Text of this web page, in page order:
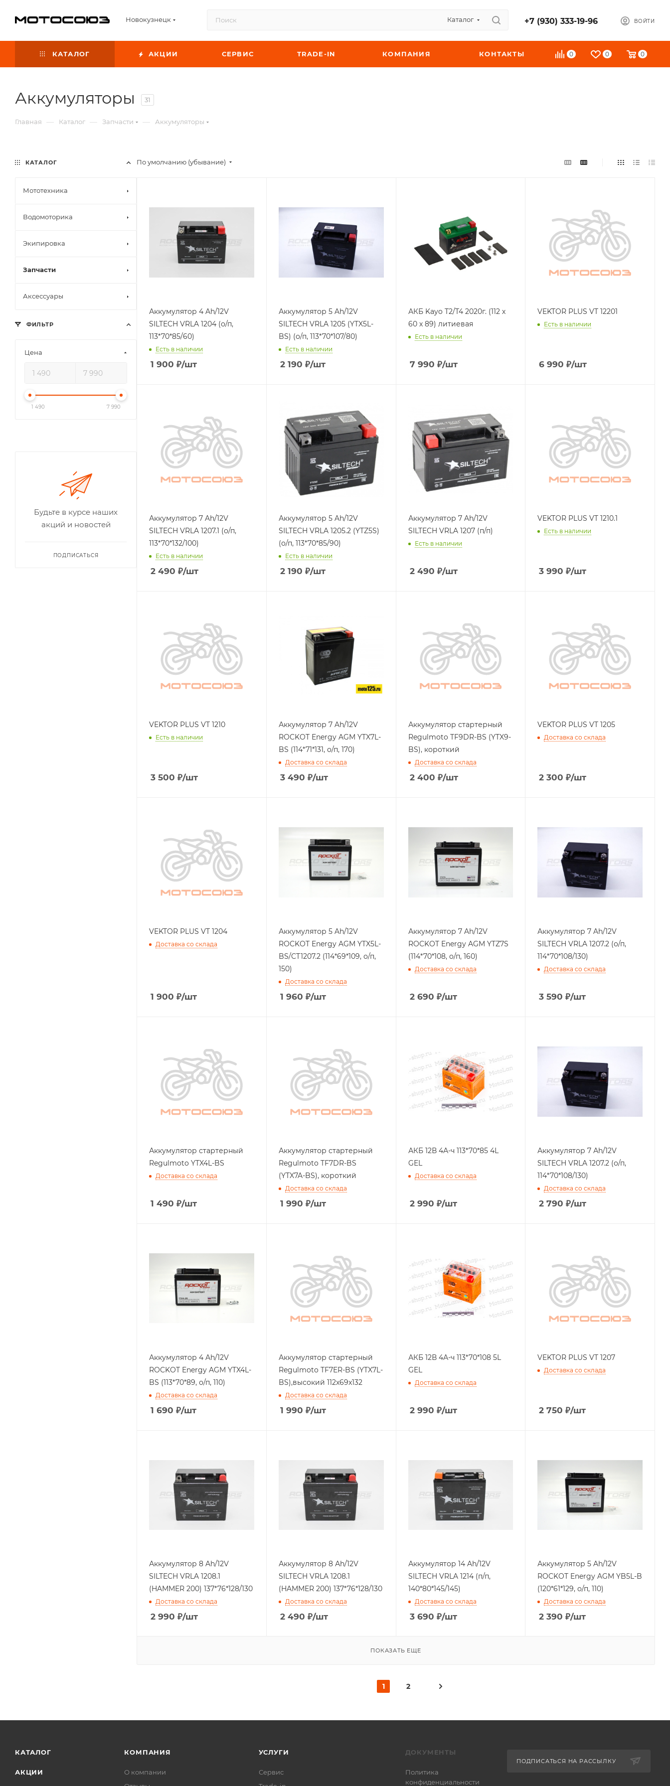
Новокузнецк Каталог +7 (930) 333-19-96 ВОЙТИ
0 0 0
КАТАЛОГ АКЦИИ СЕРВИС TRADE-IN КОМПАНИЯ КОНТАКТЫ
Аккумуляторы 31
Главная — Каталог — Запчасти — Аккумуляторы
По умолчанию (убывание)
Аккумулятор 4 Ah/12V
SILTECH VRLA 1204 (о/п,
113*70*85/60)
Есть в наличии
1 900 ₽/шт
Аккумулятор 5 Ah/12V
SILTECH VRLA 1205 (YTX5L-
BS) (о/п, 113*70*107/80)
Есть в наличии
2 190 ₽/шт
АКБ Kayo T2/T4 2020г. (112 х
60 х 89) литиевая
Есть в наличии
7 990 ₽/шт
VEKTOR PLUS VT 12201
Есть в наличии
6 990 ₽/шт
Аккумулятор 7 Ah/12V
SILTECH VRLA 1207.1 (о/п,
113*70*132/100)
Есть в наличии
2 490 ₽/шт
Аккумулятор 5 Ah/12V
SILTECH VRLA 1205.2 (YTZ5S)
(о/п, 113*70*85/90)
Есть в наличии
2 190 ₽/шт
Аккумулятор 7 Ah/12V
SILTECH VRLA 1207 (п/п)
Есть в наличии
2 490 ₽/шт
VEKTOR PLUS VT 1210.1
Есть в наличии
3 990 ₽/шт
VEKTOR PLUS VT 1210
Есть в наличии
3 500 ₽/шт
Аккумулятор 7 Ah/12V
ROCKOT Energy AGM YTX7L-
BS (114*71*131, о/п, 170)
Доставка со склада
3 490 ₽/шт
Аккумулятор стартерный
Regulmoto TF9DR-BS (YTX9-
BS), короткий
Доставка со склада
2 400 ₽/шт
VEKTOR PLUS VT 1205
Доставка со склада
2 300 ₽/шт
VEKTOR PLUS VT 1204
Доставка со склада
1 900 ₽/шт
Аккумулятор 5 Ah/12V
ROCKOT Energy AGM YTX5L-
BS/CT1207.2 (114*69*109, о/п,
150)
Доставка со склада
1 960 ₽/шт
Аккумулятор 7 Ah/12V
ROCKOT Energy AGM YTZ7S
(114*70*108, о/п, 160)
Доставка со склада
2 690 ₽/шт
Аккумулятор 7 Ah/12V
SILTECH VRLA 1207.2 (о/п,
114*70*108/130)
Доставка со склада
3 590 ₽/шт
Аккумулятор стартерный
Regulmoto YTX4L-BS
Доставка со склада
1 490 ₽/шт
Аккумулятор стартерный
Regulmoto TF7DR-BS
(YTX7A-BS), короткий
Доставка со склада
1 990 ₽/шт
АКБ 12В 4А-ч 113*70*85 4L
GEL
Доставка со склада
2 990 ₽/шт
Аккумулятор 7 Аh/12V
SILTECH VRLA 1207.2 (о/п,
114*70*108/130)
Доставка со склада
2 790 ₽/шт
Аккумулятор 4 Ah/12V
ROCKOT Energy AGM YTX4L-
BS (113*70*89, о/п, 110)
Доставка со склада
1 690 ₽/шт
Аккумулятор стартерный
Regulmoto TF7ER-BS (YTX7L-
BS),высокий 112x69x132
Доставка со склада
1 990 ₽/шт
АКБ 12В 4А-ч 113*70*108 5L
GEL
Доставка со склада
2 990 ₽/шт
VEKTOR PLUS VT 1207
Доставка со склада
2 750 ₽/шт
Аккумулятор 8 Ah/12V
SILTECH VRLA 1208.1
(HAMMER 200) 137*76*128/130
Доставка со склада
2 990 ₽/шт
Аккумулятор 8 Аh/12V
SILTECH VRLA 1208.1
(HAMMER 200) 137*76*128/130
Доставка со склада
2 490 ₽/шт
Аккумулятор 14 Ah/12V
SILTECH VRLA 1214 (п/п,
140*80*145/145)
Доставка со склада
3 690 ₽/шт
Аккумулятор 5 Ah/12V
ROCKOT Energy AGM YB5L-B
(120*61*129, о/п, 110)
Доставка со склада
2 390 ₽/шт
ПОКАЗАТЬ ЕЩЕ
1 2
КАТАЛОГ
Мототехника
Водомоторика
Экипировка
Запчасти
Аксессуары
ФИЛЬТР
Цена
1 490 7 990
Будьте в курсе наших
акций и новостей
ПОДПИСАТЬСЯ
КАТАЛОГ
АКЦИИ
КОМПАНИЯ
О компании
УСЛУГИ
Сервис
ДОКУМЕНТЫ
Политика
конфиденциальности
ПОДПИСАТЬСЯ НА РАССЫЛКУ